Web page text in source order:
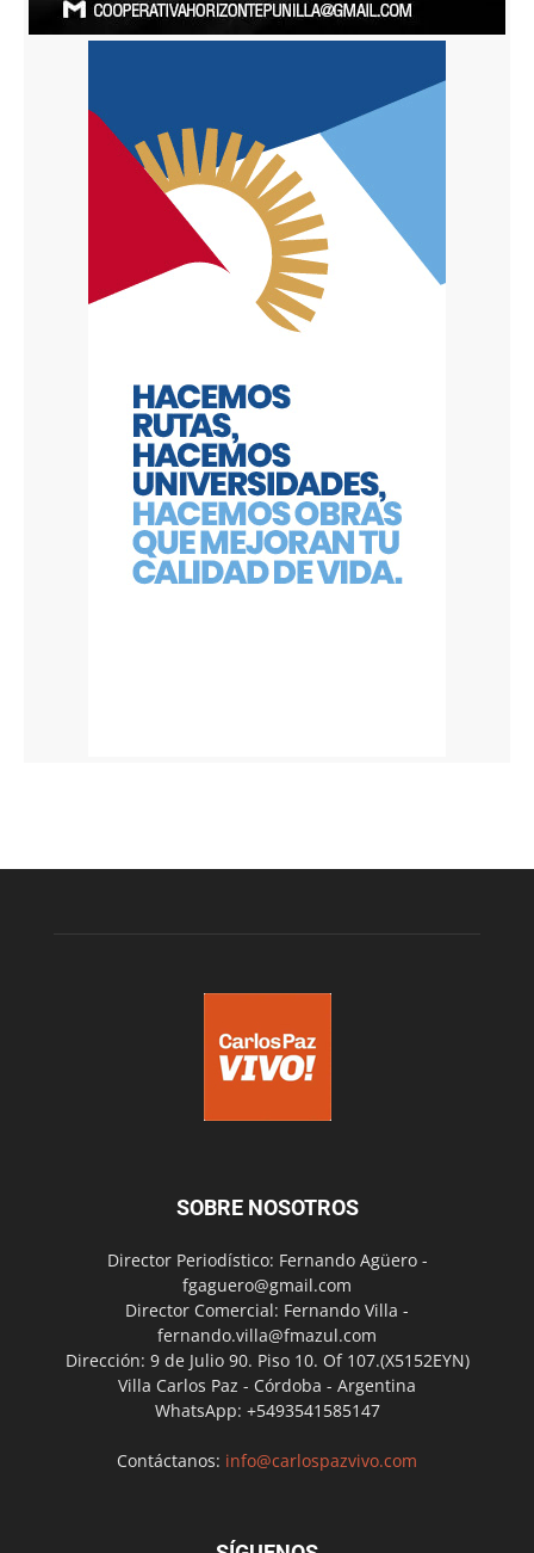
SOBRE NOSOTROS
Director Periodístico: Fernando Agüero -
fgaguero@gmail.com
Director Comercial: Fernando Villa -
fernando.villa@fmazul.com
Dirección: 9 de Julio 90. Piso 10. Of 107.(X5152EYN)
Villa Carlos Paz - Córdoba - Argentina
WhatsApp: +5493541585147
Contáctanos: info@carlospazvivo.com